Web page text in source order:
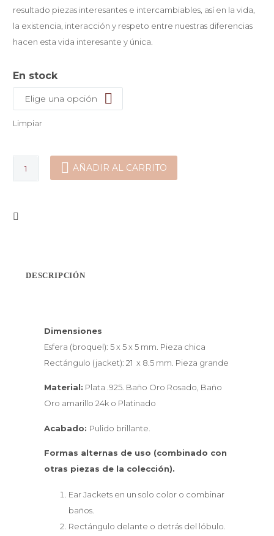
resultado piezas interesantes e intercambiables, así en la vida,
la existencia, interacción y respeto entre nuestras diferencias
hacen esta vida interesante y única.
En stock
Elige una opción
Limpiar
Ear
Jackets
cantidad
AÑADIR AL CARRITO
DESCRIPCIÓN
Dimensiones
Esfera (broquel): 5 x 5 x 5 mm. Pieza chica
Rectángulo (jacket): 21 x 8.5 mm. Pieza grande
Material: Plata .925. Baño Oro Rosado, Baño
Oro amarillo 24k o Platinado
Acabado: Pulido brillante.
Formas alternas de uso (combinado con
otras piezas de la colección).
Ear Jackets en un solo color o combinar
baños.
Rectángulo delante o detrás del lóbulo.